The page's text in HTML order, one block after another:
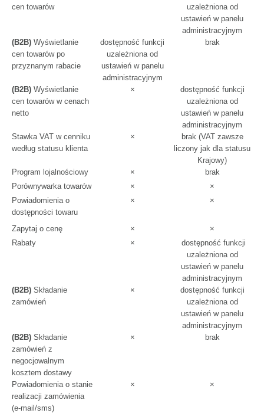
cen towarów
uzależniona od
ustawień w panelu
administracyjnym
(B2B) Wyświetlanie
cen towarów po
przyznanym rabacie
dostępność funkcji
uzależniona od
ustawień w panelu
administracyjnym
brak
(B2B) Wyświetlanie
cen towarów w cenach
netto
×
dostępność funkcji
uzależniona od
ustawień w panelu
administracyjnym
Stawka VAT w cenniku
według statusu klienta
×
brak (VAT zawsze
liczony jak dla statusu
Krajowy)
Program lojalnościowy
×
brak
Porównywarka towarów
×
×
Powiadomienia o
dostępności towaru
× ×
Zapytaj o cenę ×
×
Rabaty
×
dostępność funkcji
uzależniona od
ustawień w panelu
administracyjnym
(B2B) Składanie
zamówień
×
dostępność funkcji
uzależniona od
ustawień w panelu
administracyjnym
(B2B) Składanie
zamówień z
negocjowalnym
kosztem dostawy
× brak
Powiadomienia o stanie
realizacji zamówienia
(e-mail/sms)
× ×